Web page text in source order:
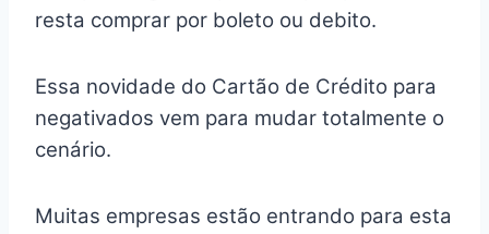
resta comprar por boleto ou debito.
Essa novidade do Cartão de Crédito para
negativados vem para mudar totalmente o
cenário.
Muitas empresas estão entrando para esta